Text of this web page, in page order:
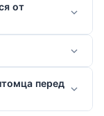
от
перед